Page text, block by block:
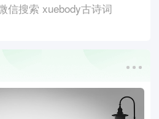
信搜索 xuebody古诗词